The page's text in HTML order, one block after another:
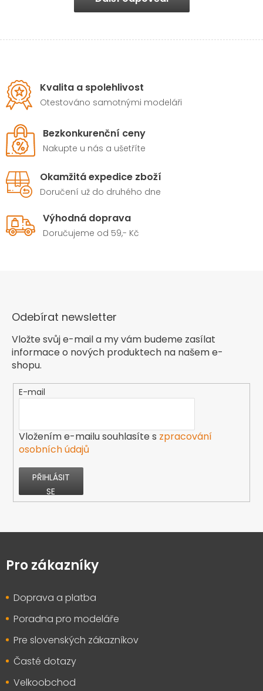
Kvalita a spolehlivost
Otestováno samotnými modeláři
Bezkonkurenční ceny
Nakupte u nás a ušetříte
Okamžitá expedice zboží
Doručení už do druhého dne
Výhodná doprava
Doručujeme od 59,- Kč
Odebírat newsletter
Vložte svůj e-mail a my vám budeme zasílat
informace o nových produktech na našem e-
shopu.
E-mail
Vložením e-mailu souhlasíte s zpracování
osobních údajů
PŘIHLÁSIT
SE
Z
pPro zákazníky
Doprava a platba
Poradna pro modeláře
Pre slovenských zákazníkov
Časté dotazy
Velkoobchod